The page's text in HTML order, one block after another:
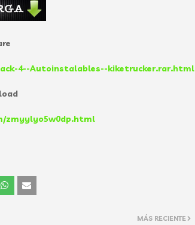
4--Autoinstalables--kiketrucker.rar.html
zmyylyo5w0dp.html
MÁS RECIENTE